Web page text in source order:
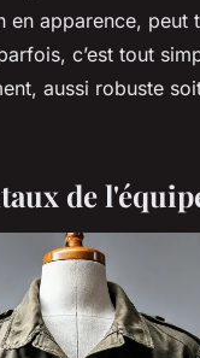
apparence, peut
c’est tout
aussi robuste
de